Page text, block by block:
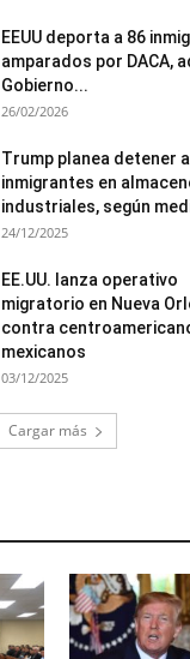
EEUU deporta a 86
amparados por DACA,
Gobierno...
26/02/2026
Trump planea detener
inmigrantes en
industriales, según
24/12/2025
EE.UU. lanza operativo
migratorio en Nueva
contra
mexicanos
03/12/2025
Cargar más